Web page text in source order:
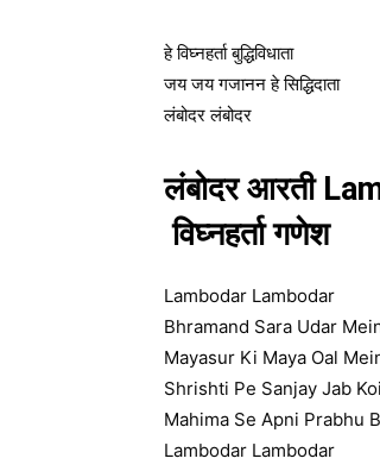
हे विघ्नहर्ता बुद्धिविधाता
जय जय गजानन हे सिद्धिदाता
लंबोदर लंबोदर
लंबोदर आरती
विघ्नहर्ता गणेश
Lambodar Lambodar
Bhramand Sara Udar
Mayasur Ki Maya Oal
Shrishti Pe Sanjay Jab Koi
Mahima Se Apni Prabhu
Lambodar Lambodar